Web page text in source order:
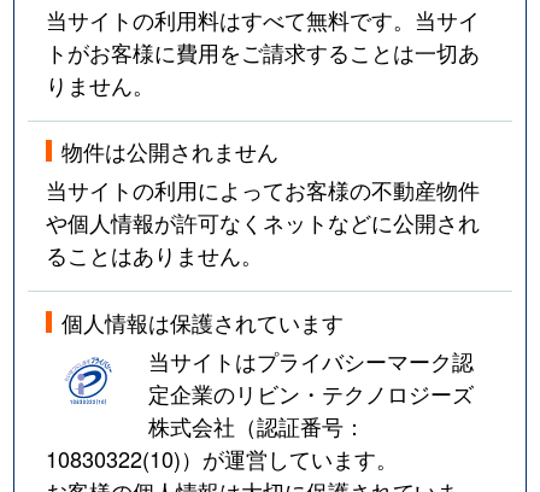
当サイトの利用料はすべて無料です。当サイ
トがお客様に費用をご請求することは一切あ
りません。
物件は公開されません
当サイトの利用によってお客様の不動産物件
や個人情報が許可なくネットなどに公開され
ることはありません。
個人情報は保護されています
当サイトはプライバシーマーク認
定企業のリビン・テクノロジーズ
株式会社（認証番号：
10830322(10)）が運営しています。